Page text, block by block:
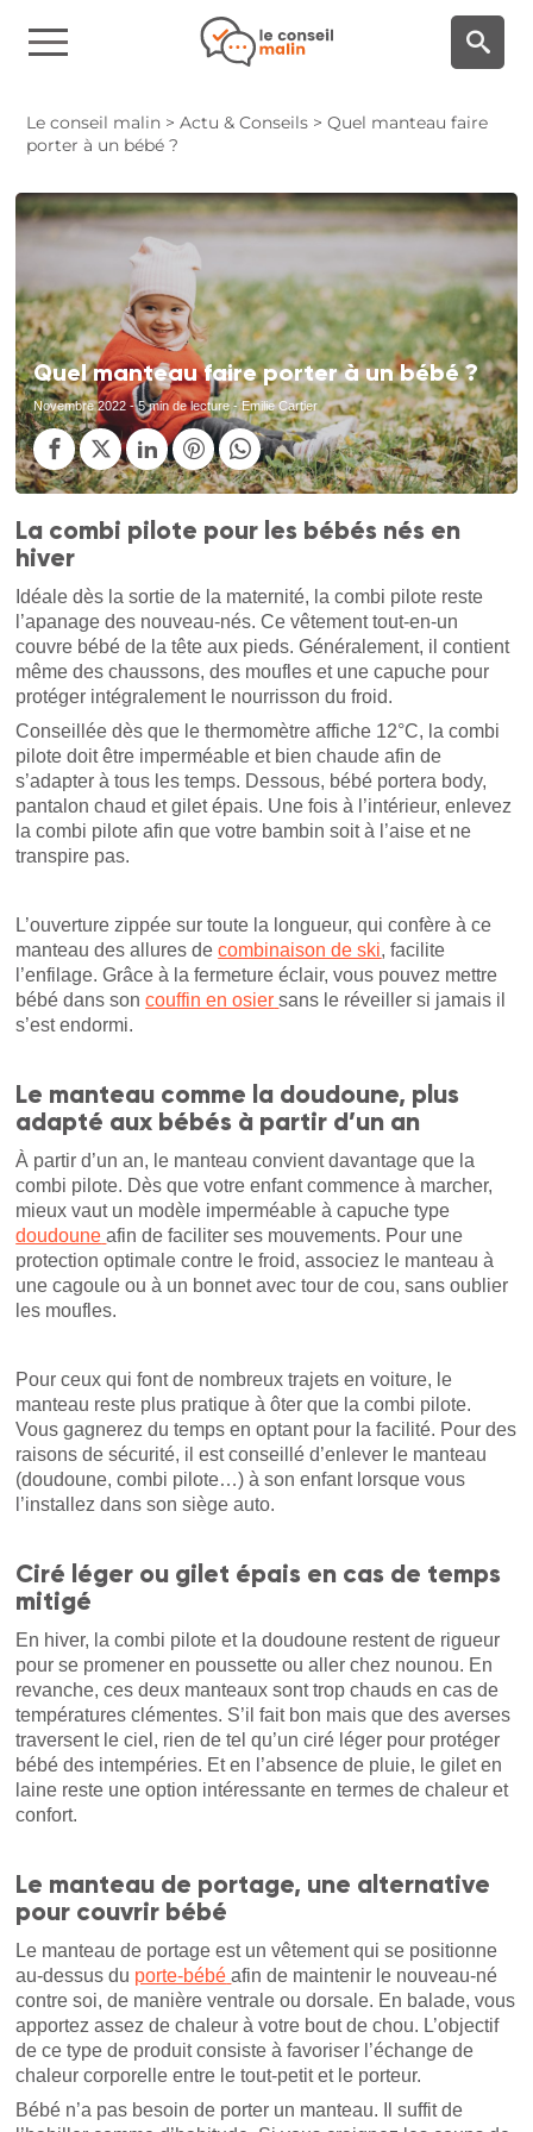
Le conseil malin >Actu & Conseils >Quel manteau faire
porter à un bébé ?
Quel manteau faire porter à un bébé ?
Novembre 2022- 5 min de lecture - Emilie Cartier
La combi pilote pour les bébés nés en
hiver
Idéale dès la sortie de la maternité, la combi pilote reste
l’apanage des nouveau-nés. Ce vêtement tout-en-un
couvre bébé de la tête aux pieds. Généralement, il contient
même des chaussons, des moufles et une capuche pour
protéger intégralement le nourrisson du froid.
Conseillée dès que le thermomètre affiche 12°C, la combi
pilote doit être imperméable et bien chaude afin de
s’adapter à tous les temps. Dessous, bébé portera body,
pantalon chaud et gilet épais. Une fois à l’intérieur, enlevez
la combi pilote afin que votre bambin soit à l’aise et ne
transpire pas.
L’ouverture zippée sur toute la longueur, qui confère à ce
manteau des allures decombinaison de ski, facilite
l’enfilage. Grâce à la fermeture éclair, vous pouvez mettre
bébé dans soncouffin en osier sans le réveiller si jamais il
s’est endormi.
Le manteau comme la doudoune, plus
adapté aux bébés à partir d’un an
À partir d’un an, le manteau convient davantage que la
combi pilote. Dès que votre enfant commence à marcher,
mieux vaut un modèle imperméable à capuche type
doudoune afin de faciliter ses mouvements. Pour une
protection optimale contre le froid, associez le manteau à
une cagoule ou à un bonnet avec tour de cou, sans oublier
les moufles.
Pour ceux qui font de nombreux trajets en voiture, le
manteau reste plus pratique à ôter que la combi pilote.
Vous gagnerez du temps en optant pour la facilité. Pour des
raisons de sécurité, il est conseillé d’enlever le manteau
(doudoune, combi pilote…) à son enfant lorsque vous
l’installez dans son siège auto.
Ciré léger ou gilet épais en cas de temps
mitigé
En hiver, la combi pilote et la doudoune restent de rigueur
pour se promener en poussette ou aller chez nounou. En
revanche, ces deux manteaux sont trop chauds en cas de
températures clémentes. S’il fait bon mais que des averses
traversent le ciel, rien de tel qu’un ciré léger pour protéger
bébé des intempéries. Et en l’absence de pluie, le gilet en
laine reste une option intéressante en termes de chaleur et
confort.
Le manteau de portage, une alternative
pour couvrir bébé
Le manteau de portage est un vêtement qui se positionne
au-dessus du porte-bébé afin de maintenir le nouveau-né
contre soi, de manière ventrale ou dorsale. En balade, vous
apportez assez de chaleur à votre bout de chou. L’objectif
de ce type de produit consiste à favoriser l’échange de
chaleur corporelle entre le tout-petit et le porteur.
Bébé n’a pas besoin de porter un manteau. Il suffit de